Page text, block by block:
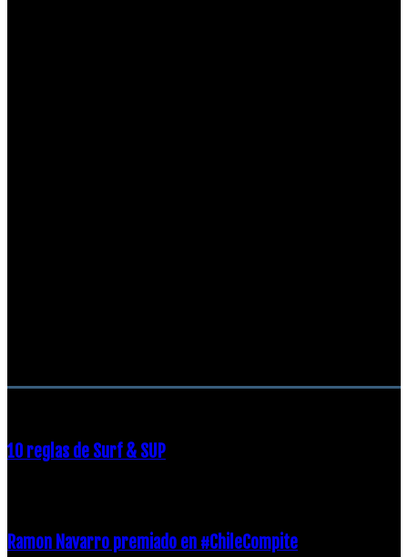
10 reglas de Surf & SUP
Ramon Navarro premiado en #ChileCompite